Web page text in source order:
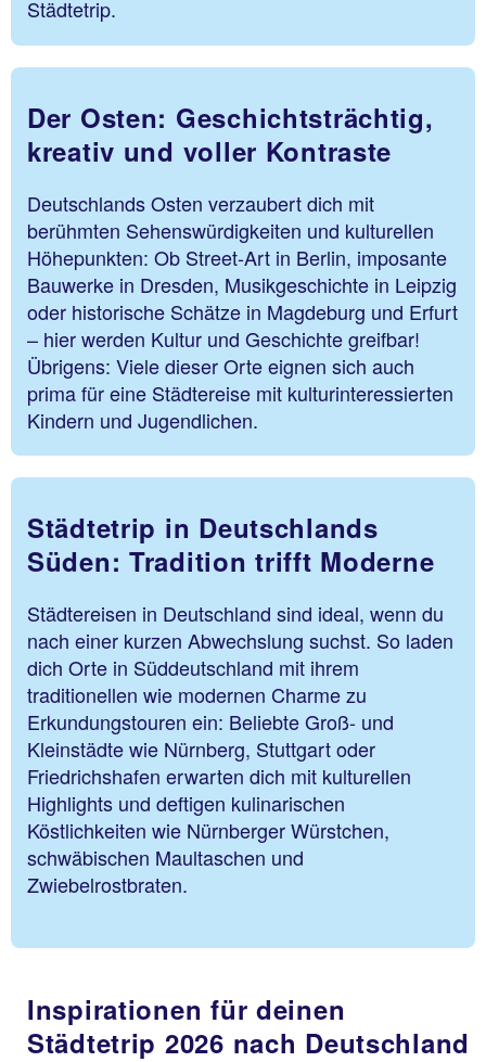
Städtetrip.
Der Osten: Geschichtsträchtig,
kreativ und voller Kontraste
Deutschlands Osten verzaubert dich mit
berühmten Sehenswürdigkeiten und kulturellen
Höhepunkten: Ob Street-Art in Berlin, imposante
Bauwerke in Dresden, Musikgeschichte in Leipzig
oder historische Schätze in Magdeburg und Erfurt
– hier werden Kultur und Geschichte greifbar!
Übrigens: Viele dieser Orte eignen sich auch
prima für eine Städtereise mit kulturinteressierten
Kindern und Jugendlichen.
Städtetrip in Deutschlands
Süden: Tradition trifft Moderne
Städtereisen in Deutschland sind ideal, wenn du
nach einer kurzen Abwechslung suchst. So laden
dich Orte in Süddeutschland mit ihrem
traditionellen wie modernen Charme zu
Erkundungstouren ein: Beliebte Groß- und
Kleinstädte wie Nürnberg, Stuttgart oder
Friedrichshafen erwarten dich mit kulturellen
Highlights und deftigen kulinarischen
Köstlichkeiten wie Nürnberger Würstchen,
schwäbischen Maultaschen und
Zwiebelrostbraten.
Inspirationen für deinen
Städtetrip 2026 nach Deutschland